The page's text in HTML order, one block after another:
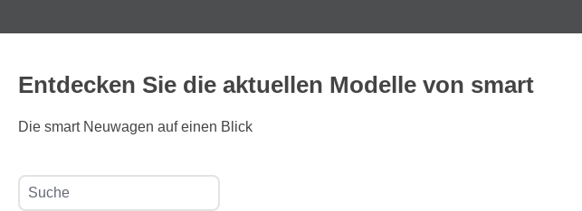
Entdecken Sie die aktuellen Modelle von smart
Die smart Neuwagen auf einen Blick
Suche